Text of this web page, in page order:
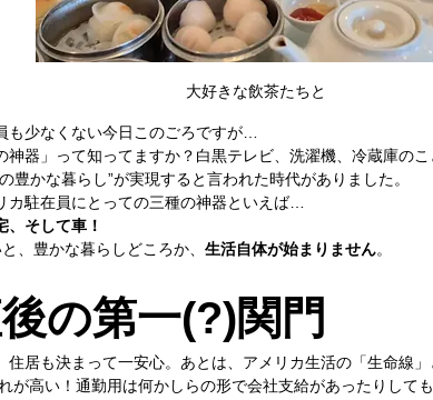
大好きな飲茶たちと
も少なくない今日このごろですが…
神器」って知ってますか？白黒テレビ、洗濯機、冷蔵庫のこ
豊かな暮らし”が実現すると言われた時代がありました。
カ駐在員にとっての三種の神器といえば…
、そして車！
、豊かな暮らしどころか、生活自体が始まりません。
の第一(?)関門
住居も決まって一安心。あとは、アメリカ生活の「生命線
が高い！通勤用は何かしらの形で会社支給があったりして